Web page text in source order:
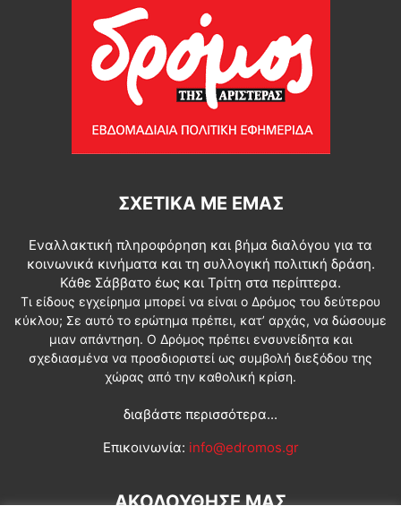
ΣΧΕΤΙΚΆ ΜΕ ΕΜΆΣ
Εναλλακτική πληροφόρηση και βήμα διαλόγου για τα
κοινωνικά κινήματα και τη συλλογική πολιτική δράση.
Κάθε Σάββατο έως και Τρίτη στα περίπτερα.
Τι είδους εγχείρημα μπορεί να είναι ο Δρόμος του δεύτερου
κύκλου; Σε αυτό το ερώτημα πρέπει, κατ’ αρχάς, να δώσουμε
μιαν απάντηση. Ο Δρόμος πρέπει ενσυνείδητα και
σχεδιασμένα να προσδιοριστεί ως συμβολή διεξόδου της
χώρας από την καθολική κρίση.
διαβάστε περισσότερα...
Επικοινωνία: info@edromos.gr
ΑΚΟΛΟΥΘΗΣΕ ΜΑΣ